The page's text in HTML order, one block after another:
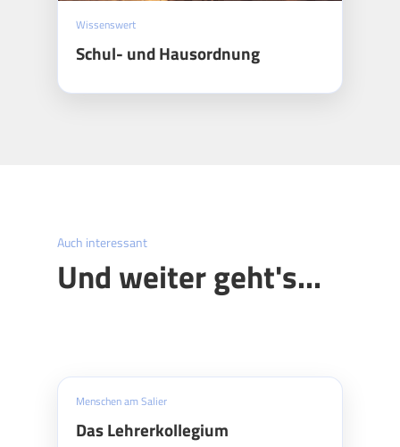
Wissenswert
Schul- und Hausordnung
Auch interessant
Und weiter geht's...
Menschen am Salier
Das Lehrerkollegium